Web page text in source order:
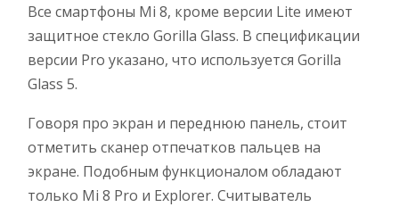
Все смартфоны Mi 8, кроме версии Lite имеют
защитное стекло Gorilla Glass. В спецификации
версии Pro указано, что используется Gorilla
Glass 5.
Говоря про экран и переднюю панель, стоит
отметить сканер отпечатков пальцев на
экране. Подобным функционалом обладают
только Mi 8 Pro и Explorer. Считыватель